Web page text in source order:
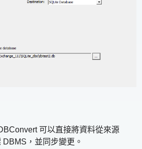
可以直接將資料從來源
，並同步變更。